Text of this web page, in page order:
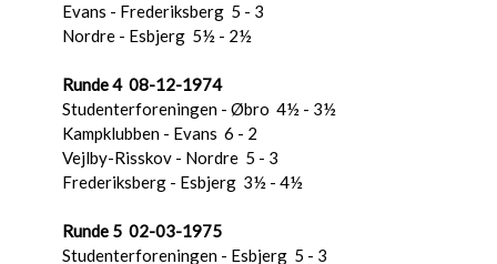
Evans - Frederiksberg 5 - 3
Nordre - Esbjerg 5½ - 2½
Runde 4 08-12-1974
Studenterforeningen - Øbro 4½ - 3½
Kampklubben - Evans 6 - 2
Vejlby-Risskov - Nordre 5 - 3
Frederiksberg - Esbjerg 3½ - 4½
Runde 5 02-03-1975
Studenterforeningen - Esbjerg 5 - 3